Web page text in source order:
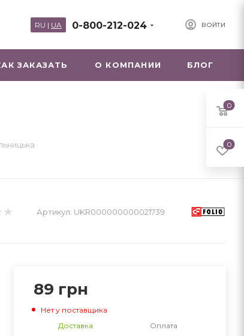
ВОЙТИ
0-800-212-024
RU | UA
ЗАКАЗАТЬ О КОМПАНИИ БЛОГ
Артикул: UKR000000000021739
89 грн
Нет у поставщика
Доставка
Оплата
0
0